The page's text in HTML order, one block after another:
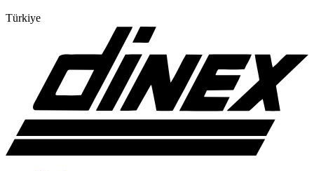
Türkiye